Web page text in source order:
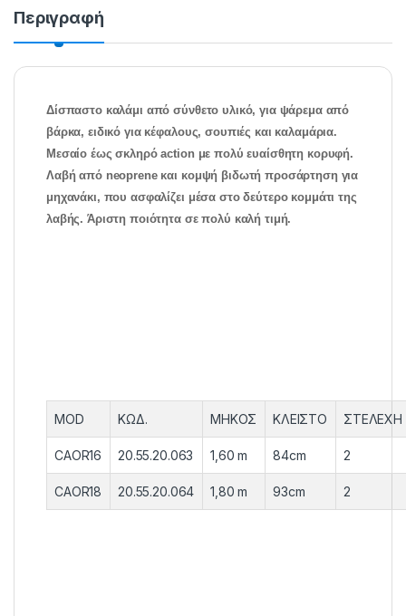
Περιγραφή
Δίσπαστο καλάμι από σύνθετο υλικό, για ψάρεμα από
βάρκα, ειδικό για κέφαλους, σουπιές και καλαμάρια.
Μεσαίο έως σκληρό action με πολύ ευαίσθητη κορυφή.
Λαβή από neoprene και κομψή βιδωτή προσάρτηση για
μηχανάκι, που ασφαλίζει μέσα στο δεύτερο κομμάτι της
λαβής. Άριστη ποιότητα σε πολύ καλή τιμή.
MOD ΚΩΔ. ΜΗΚΟΣ ΚΛΕΙΣΤΟ ΣΤΕΛΕΧΗ
CAOR16 20.55.20.063 1,60 m 84cm 2
CAOR18 20.55.20.064 1,80 m 93cm 2